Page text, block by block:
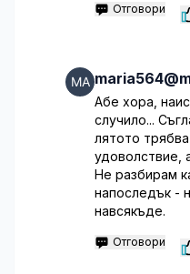
Отговори
Абе хора,
случило...
лятото
удоволствие,
Не разбирам
напоследък -
навсякъде.
Отговори